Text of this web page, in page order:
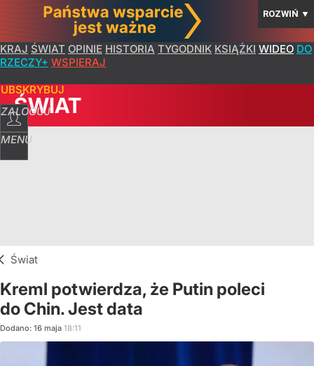
ROZWIŃ ▼
KRAJ ŚWIAT OPINIE HISTORIA TYGODNIK KSIĄŻKI WIDEO DO
RZECZY+ WSPIERAJ
ZALOGUJ
MENU
ŚWIAT
Świat
Kreml potwierdza, że Putin poleci
do Chin. Jest data
Dodano: 16 maja 18:11